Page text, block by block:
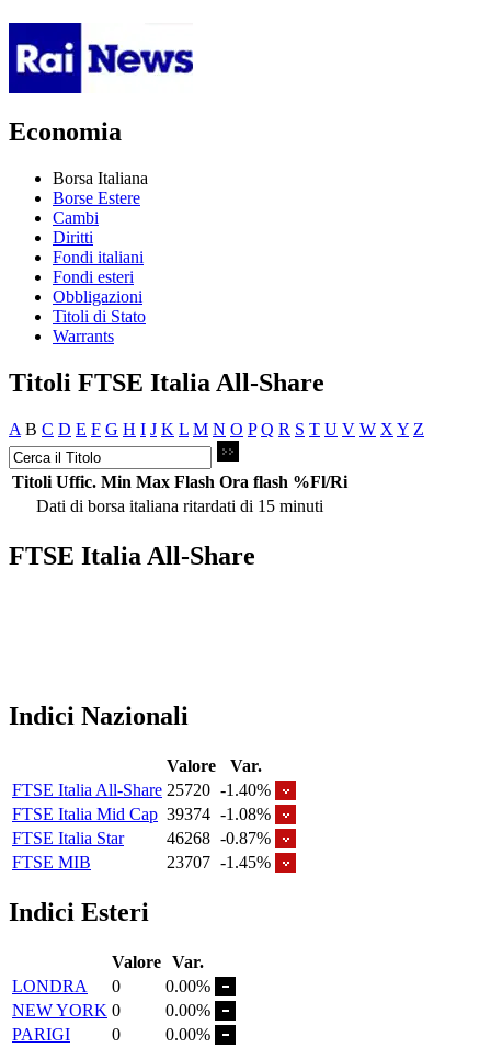
Economia
Borsa Italiana
Borse Estere
Cambi
Diritti
Fondi italiani
Fondi esteri
Obbligazioni
Titoli di Stato
Warrants
Titoli FTSE Italia All-Share
A B C D E F G H I J K L M N O P Q R S T U V W X Y Z
Titoli Uffic. Min Max Flash Ora flash %Fl/Ri
Dati di borsa italiana ritardati di 15 minuti
FTSE Italia All-Share
Indici Nazionali
Valore
Var.
FTSE Italia All-Share 25720 -1.40%
FTSE Italia Mid Cap 39374 -1.08%
FTSE Italia Star
46268 -0.87%
FTSE MIB
23707 -1.45%
Indici Esteri
Valore Var.
LONDRA
0
0.00%
NEW YORK 0
0.00%
PARIGI
0
0.00%